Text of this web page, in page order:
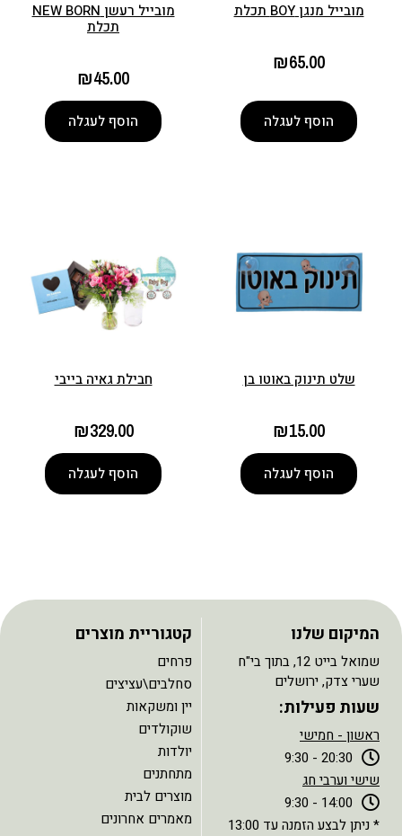
מובייל מנגן BOY תכלת
₪65.00
הוסף לעגלה
מובייל רעשן NEW BORN
תכלת
₪45.00
הוסף לעגלה
שלט תינוק באוטו בן
₪15.00
הוסף לעגלה
חבילת גאיה בייבי
₪329.00
הוסף לעגלה
המיקום שלנו
שמואל בייט 12, בתוך בי"ח
שערי צדק, ירושלים
שעות פעילות:
ראשון - חמישי
20:30 - 9:30
שישי וערבי חג
14:00 - 9:30
* ניתן לבצע הזמנה עד 13:00
קטגוריית מוצרים
פרחים
סחלבים\עציצים
יין ומשקאות
שוקולדים
יולדות
מתחתנים
מוצרים לבית
מאמרים אחרונים